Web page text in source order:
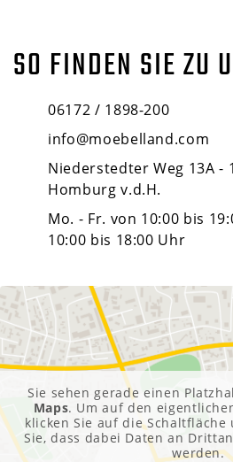
SO FINDEN SIE ZU
06172 / 1898-200
info@moebelland.com
Niederstedter Weg 13A -
Homburg v.d.H.
Mo. - Fr. von 10:00 bis
10:00 bis 18:00 Uhr
Sie sehen gerade einen
Maps. Um auf den
klicken Sie auf die
Sie, dass dabei Daten an
werden.